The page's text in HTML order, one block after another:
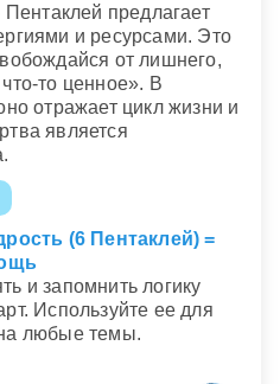
предлагает
и ресурсами. Это
от лишнего,
то ценное». В
отражает цикл жизни и
является
(6 Пентаклей) =
и запомнить логику
Используйте ее для
любые темы.